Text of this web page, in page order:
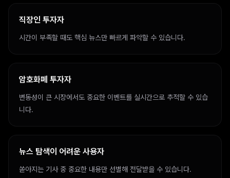
직장인 투자자
시간이 부족할 때도 핵심 뉴스만 빠르게 파악할 수 있습니다.
암호화폐 투자자
변동성이 큰 시장에서도 중요한 이벤트를 실시간으로 추적할 수 있습
니다.
뉴스 탐색이 어려운 사용자
쏟아지는 기사 중 중요한 내용만 선별해 전달받을 수 있습니다.